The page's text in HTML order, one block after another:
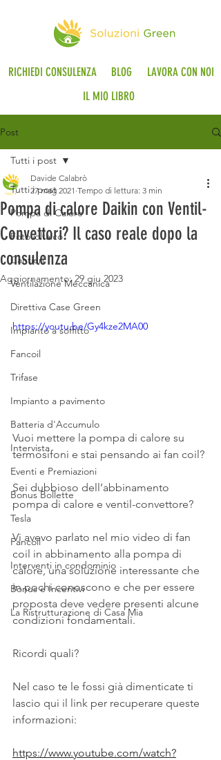
RICHIEDI CONSULENZA BLOG
LAVORA CON NOI
IL MIO LIBRO
Post
Tutti i post
Pompa di Calore
Fotovoltaico
Cantieri
Ventilazione Meccanica
Direttiva Case Green
Impianto a soffitto
Fancoil
Trifase
Impianto a pavimento
Batteria d'Accumulo
Intervista
Eventi e Premiazioni
Bonus Bollette
Tesla
Fancoil
Interventi in condominio
Bonus e Incentivi
La Ristrutturazione di Casa Mia
Tutti i post
Pompa di calore Daikin con Ventil-
Convettori? Il caso reale dopo la
consulenza
Davide Calabrò
27 mag 2021 Tempo di lettura: 3 min
Aggiornamento:29 giu 2023
https://youtu.be/Gy4kze2MA00
Vuoi mettere la pompa di calore su
termosifoni e stai pensando ai fan coil?
Sei dubbioso dell’abbinamento
pompa di calore e ventil-convettore?
Vi avevo parlato nel mio video di fan
coil in abbinamento alla pompa di
calore, una soluzione interessante che
in pochi conoscono e che per essere
proposta deve vedere presenti alcune
condizioni fondamentali.
Ricordi quali?
Nel caso te le fossi già dimenticate ti
lascio qui il link per recuperare queste
informazioni:
https://www.youtube.com/watch?